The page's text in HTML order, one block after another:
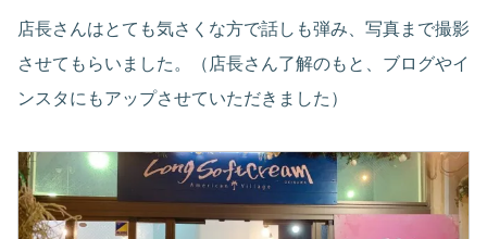
店長さんはとても気さくな方で話しも弾み、写真まで撮影
させてもらいました。（店長さん了解のもと、ブログやイ
ンスタにもアップさせていただきました）